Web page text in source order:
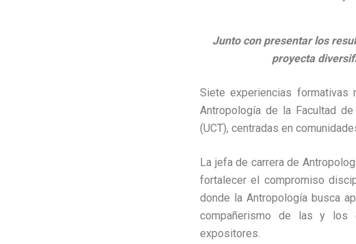
Junto con presentar los
proyecta
Siete experiencias formativas
Antropología de la Facultad
(UCT), centradas en
La jefa de carrera de
fortalecer el compromiso
donde la Antropología busca
compañerismo de las y los
expositores.